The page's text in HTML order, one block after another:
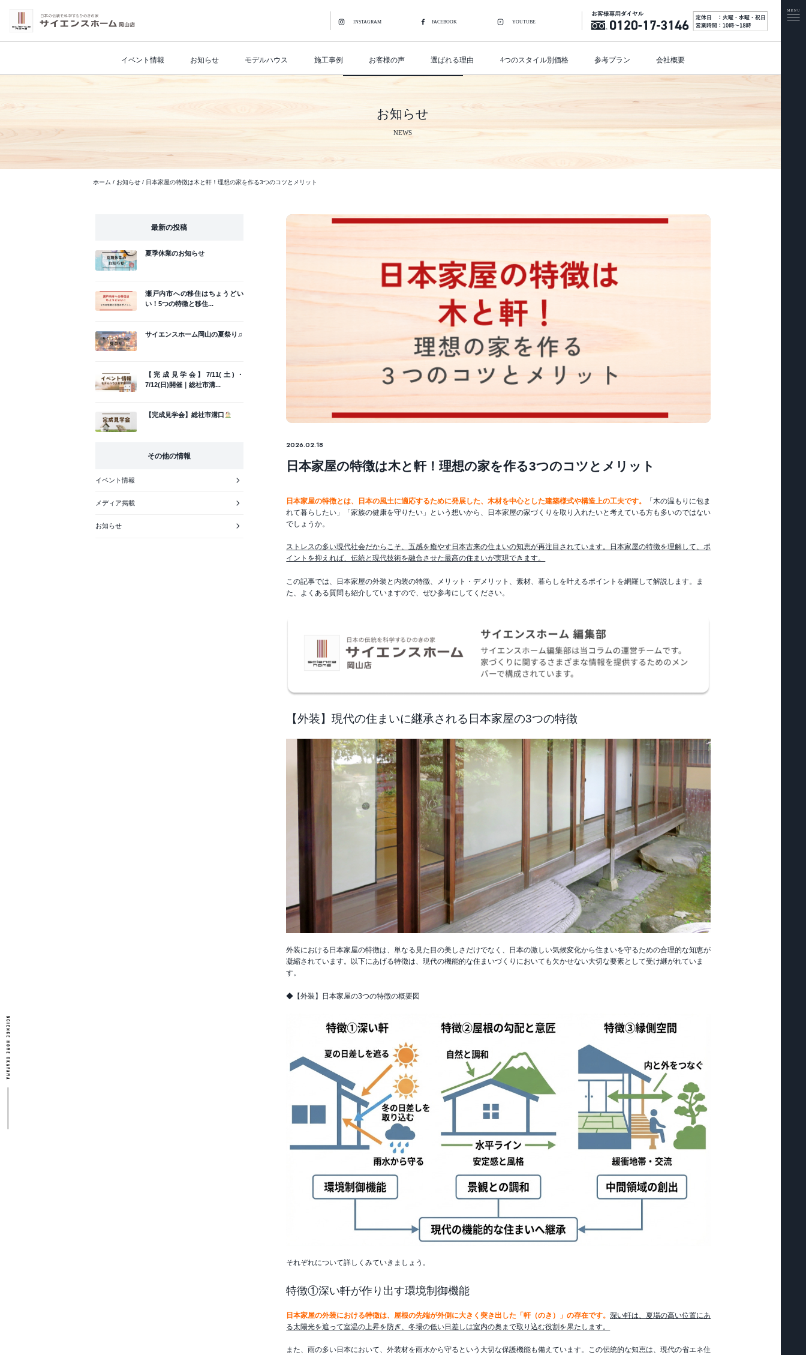
INSTAGRAM FACEBOOK YOUTUBE
イベント情報 お知らせ モデルハウス 施工事例 お客様の声 選ばれる理由 4つのスタイル別価格 参考プラン 会社概要
お知らせ
NEWS
ホーム / お知らせ/ 日本家屋の特徴は木と軒！理想の家を作る3つのコツとメリット
2026.02.18
日本家屋の特徴は木と軒！理想の家を作る3つのコツとメリット
日本家屋の特徴とは、日本の風土に適応するために発展した、木材を中心とした建築様式や構造上の工夫です。
「木の温もりに包ま
れて暮らしたい」「家族の健康を守りたい」という想いから、日本家屋の家づくりを取り入れたいと考えている方も多いのではない
でしょうか。
ストレスの多い現代社会だからこそ、五感を癒やす日本古来の住まいの知恵が再注目されています。日本家屋の特徴を理解して、ポ
イントを抑えれば、伝統と現代技術を融合させた最高の住まいが実現できます。
この記事では、日本家屋の外装と内装の特徴、メリット・デメリット、素材、暮らしを叶えるポイントを網羅して解説します。ま
た、よくある質問も紹介していますので、ぜひ参考にしてください。
【外装】現代の住まいに継承される日本家屋の3つの特徴
外装における日本家屋の特徴は、単なる見た目の美しさだけでなく、日本の激しい気候変化から住まいを守るための合理的な知恵が
凝縮されています。以下にあげる特徴は、現代の機能的な住まいづくりにおいても欠かせない大切な要素として受け継がれていま
す。
◆【外装】日本家屋の3つの特徴の概要図
それぞれについて詳しくみていきましょう。
特徴①深い軒が作り出す環境制御機能
日本家屋の外装における特徴は、屋根の先端が外側に大きく突き出した「軒（のき）」の存在です。深い軒は、夏場の高い位置にあ
る太陽光を遮って室温の上昇を防ぎ、冬場の低い日差しは室内の奥まで取り込む役割を果たします。
また、雨の多い日本において、外装材を雨水から守るという大切な保護機能も備えています。この伝統的な知恵は、現代の省エネ住
最新の投稿
夏季休業のお知らせ
瀬戸内市への移住はちょうどい
い！5つの特徴と移住...
サイエンスホーム岡山の夏祭り♫
【完成見学会】7/11(土)・
7/12(日)開催｜総社市溝...
【完成見学会】総社市溝口
その他の情報
イベント情報
メディア掲載
お知らせ